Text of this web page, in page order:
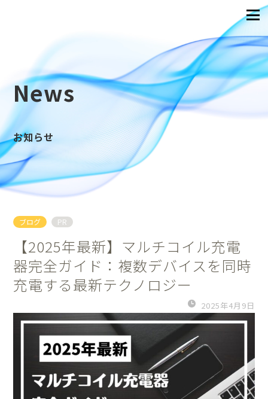
News
お知らせ
ブログ PR
【2025年最新】マルチコイル充電
器完全ガイド：複数デバイスを同時
充電する最新テクノロジー
2025年4月9日